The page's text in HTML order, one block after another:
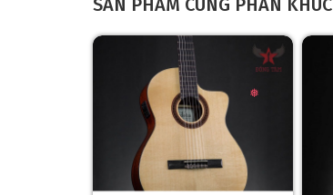
SẢN PHẨM CÙNG PHÂN KHÚC